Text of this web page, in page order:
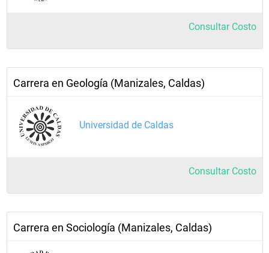
Consultar Costo
Carrera en Geología (Manizales, Caldas)
Universidad de Caldas
Consultar Costo
Carrera en Sociología (Manizales, Caldas)